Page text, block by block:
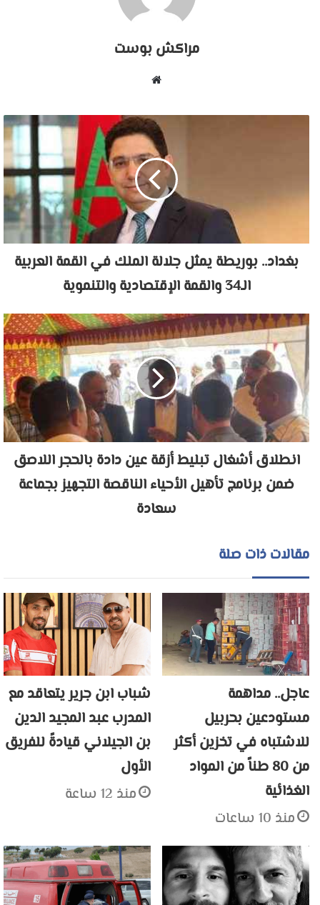
مراكش بوست
بغداد.. بوريطة يمثل جلالة الملك في القمة العربية
الـ34 والقمة الإقتصادية والتنموية
انطلاق أشغال تبليط أزقة عين دادة بالحجر اللاصق
ضمن برنامج تأهيل الأحياء الناقصة التجهيز بجماعة
سعادة
مقالات ذات صلة
عاجل.. مداهمة
مستودعين بحربيل
للاشتباه في تخزين أكثر
من 80 طناً من المواد
الغذائية
منذ 10 ساعات
شباب ابن جرير يتعاقد مع
المدرب عبد المجيد الدين
بن الجيلاني قيادةً للفريق
الأول
منذ 12 ساعة